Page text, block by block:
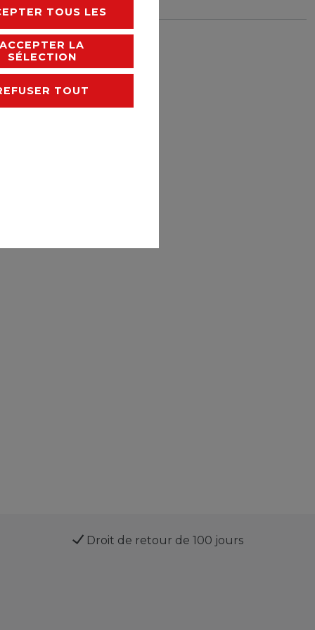
Droit de retour de 100 jours
TOUS LES
ACCEPTER LA
SÉLECTION
TOUT